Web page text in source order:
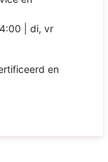
| di, vr
en